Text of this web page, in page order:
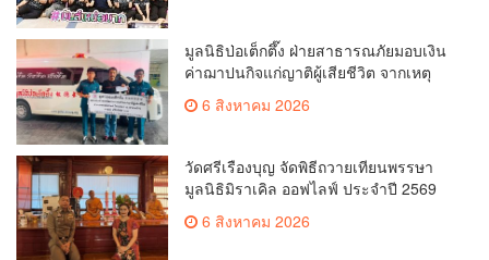
มูลนิธิป่อเต็กตึ๊ง ฝ่ายสาธารณภัยมอบเงิน
ค่าฌาปนกิจแก่ญาติผู้เสียชีวิต จากเหตุ
20,000 บาท
6 สิงหาคม 2026
วัดศรีเรืองบุญ จัดพิธีถวายเทียนพรรษา
มูลนิธิมิราเคิล ออฟไลฟ์ ประจำปี 2569
ประธาน
6 สิงหาคม 2026